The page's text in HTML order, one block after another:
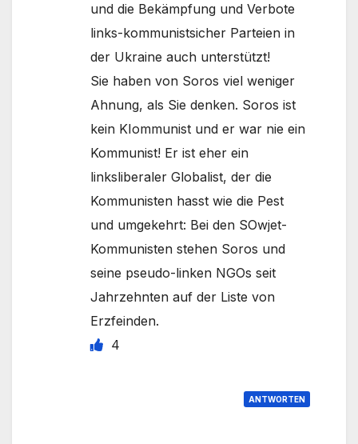
und die Bekämpfung und Verbote
links-kommunistsicher Parteien in
der Ukraine auch unterstützt!
Sie haben von Soros viel weniger
Ahnung, als Sie denken. Soros ist
kein KIommunist und er war nie ein
Kommunist! Er ist eher ein
linksliberaler Globalist, der die
Kommunisten hasst wie die Pest
und umgekehrt: Bei den SOwjet-
Kommunisten stehen Soros und
seine pseudo-linken NGOs seit
Jahrzehnten auf der Liste von
Erzfeinden.
4
ANTWORTEN